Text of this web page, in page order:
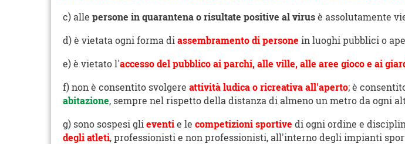
c) alle persone in quarantena o risultate positive al virus è assolutamente
d) è vietata ogni forma di assembramento di persone in luoghi pubblici o
e) è vietato l'accesso del pubblico ai parchi, alle ville, alle aree gioco e ai
f) non è consentito svolgere attività ludica o ricreativa all'aperto; è
abitazione, sempre nel rispetto della distanza di almeno un metro da ogni
g) sono sospesi gli eventi e le competizioni sportive di ogni ordine e
degli atleti, professionisti e non professionisti, all'interno degli impianti